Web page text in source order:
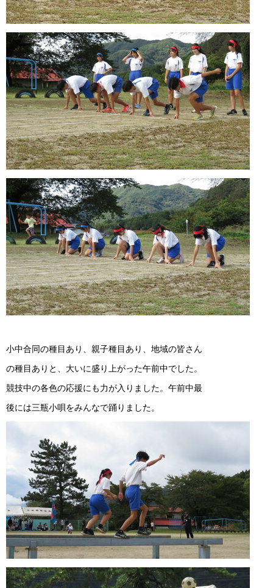
小中合同の種目あり、親子種目あり、地域の皆さん
の種目ありと、大いに盛り上がった午前中でした。
競技中の各色の応援にも力が入りました。午前中最
後には三瓶小唄をみんなで踊りました。